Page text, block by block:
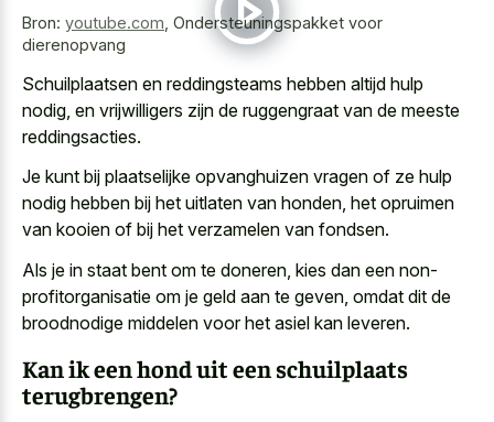
Bron: youtube.com, Ondersteuningspakket voor
dierenopvang
Schuilplaatsen en reddingsteams hebben altijd hulp
nodig, en vrijwilligers zijn de ruggengraat van de meeste
reddingsacties.
Je kunt bij plaatselijke opvanghuizen vragen of ze hulp
nodig hebben bij het uitlaten van honden, het opruimen
van kooien of bij het verzamelen van fondsen.
Als je in staat bent om te doneren, kies dan een non-
profitorganisatie om je geld aan te geven, omdat dit de
broodnodige middelen voor het asiel kan leveren.
Kan ik een hond uit een schuilplaats
terugbrengen?